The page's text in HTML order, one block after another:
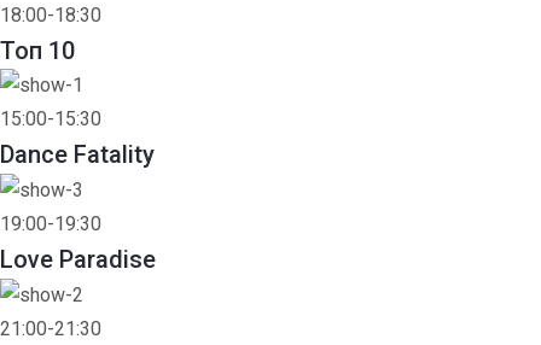
18:00-18:30
Toп 10
15:00-15:30
Dance Fatality
19:00-19:30
Love Paradise
21:00-21:30